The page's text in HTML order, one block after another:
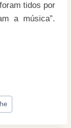
tidos por
a música”.